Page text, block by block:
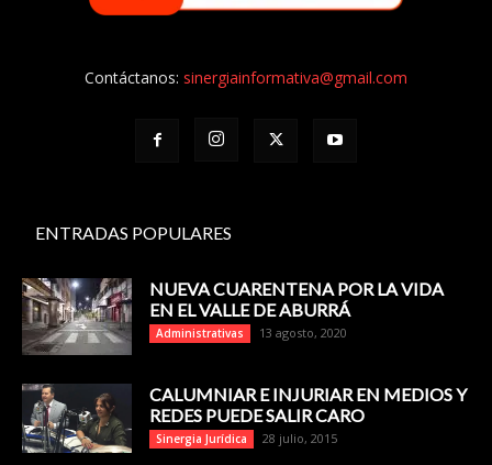
Contáctanos: sinergiainformativa@gmail.com
ENTRADAS POPULARES
NUEVA CUARENTENA POR LA VIDA
EN EL VALLE DE ABURRÁ
Administrativas 13 agosto, 2020
CALUMNIAR E INJURIAR EN MEDIOS Y
REDES PUEDE SALIR CARO
Sinergia Jurídica 28 julio, 2015